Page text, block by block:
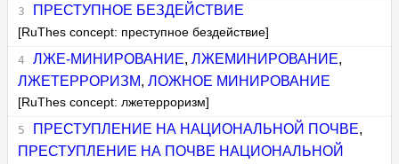
ПРЕСТУПНОЕ БЕЗДЕЙСТВИЕ
[RuThes concept: преступное бездействие]
ЛЖЕ-МИНИРОВАНИЕ, ЛЖЕМИНИРОВАНИЕ,
ЛЖЕТЕРРОРИЗМ,ЛОЖНОЕ МИНИРОВАНИЕ
[RuThes concept: лжетерроризм]
ПРЕСТУПЛЕНИЕ НА НАЦИОНАЛЬНОЙ ПОЧВЕ,
ПРЕСТУПЛЕНИЕ НА ПОЧВЕ НАЦИОНАЛЬНОЙ